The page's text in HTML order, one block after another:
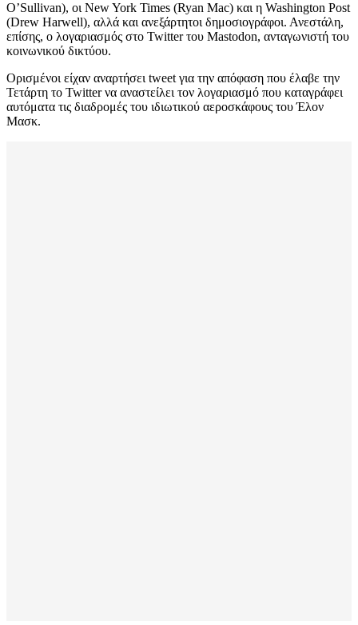
O’Sullivan), οι New York Times (Ryan Mac) και η Washington Post
(Drew Harwell), αλλά και ανεξάρτητοι δημοσιογράφοι. Ανεστάλη,
επίσης, ο λογαριασμός στο Twitter του Mastodon, ανταγωνιστή του
κοινωνικού δικτύου.
Ορισμένοι είχαν αναρτήσει tweet για την απόφαση που έλαβε την
Τετάρτη το Twitter να αναστείλει τον λογαριασμό που καταγράφει
αυτόματα τις διαδρομές του ιδιωτικού αεροσκάφους του Έλον
Μασκ.